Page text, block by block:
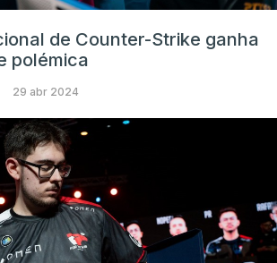
de Counter-Strike ganha
polémica
29 abr 2024